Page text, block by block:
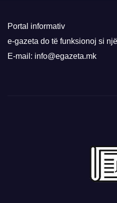
Portal informativ
e-gazeta do të funksionoj si
E-mail: info@egazeta.mk